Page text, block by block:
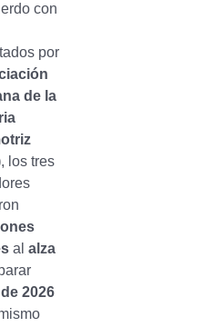
con
por
de la
, los tres
al alza
2026